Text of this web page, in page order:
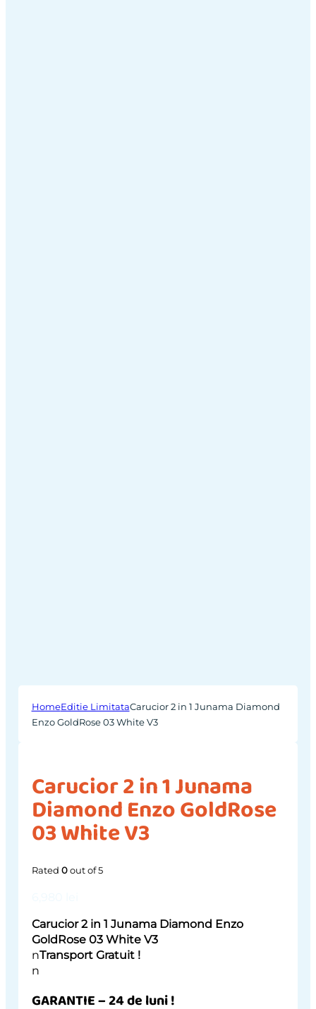
HomeEditie LimitataCarucior 2 in 1 Junama Diamond
Enzo GoldRose 03 White V3
Carucior 2 in 1 Junama
Diamond Enzo GoldRose
03 White V3
Rated 0out of 5
Carucior 2 in 1 Junama Diamond Enzo
GoldRose 03 White V3
nTransport Gratuit !
n
GARANTIE – 24 de luni !